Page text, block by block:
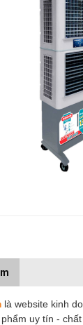
là website kinh
uy tín -